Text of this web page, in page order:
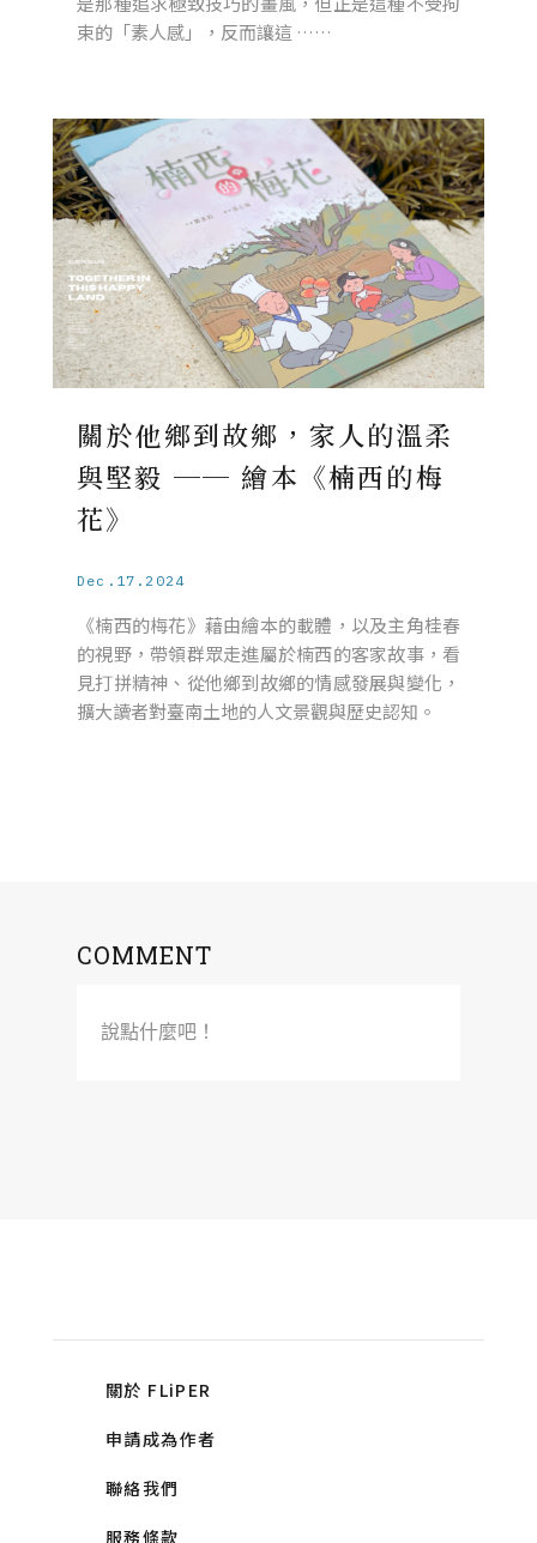
束的「素人感」，反而讓這 ……
關於他鄉到故鄉，家人的溫柔
與堅毅 ── 繪本《楠西的梅
花》
Dec.17.2024
《楠西的梅花》藉由繪本的載體，以及主角桂春
的視野，帶領群眾走進屬於楠西的客家故事，看
見打拼精神、從他鄉到故鄉的情感發展與變化，
擴大讀者對臺南土地的人文景觀與歷史認知。
COMMENT
說點什麼吧！
關於 FLiPER
申請成為作者
聯絡我們
服務條款